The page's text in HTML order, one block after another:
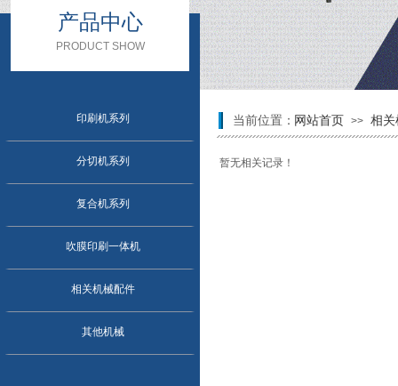
产品中心
PRODUCT SHOW
印刷机系列
分切机系列
复合机系列
吹膜印刷一体机
相关机械配件
其他机械
当前位置： 网站首页 >> 相关
暂无相关记录！